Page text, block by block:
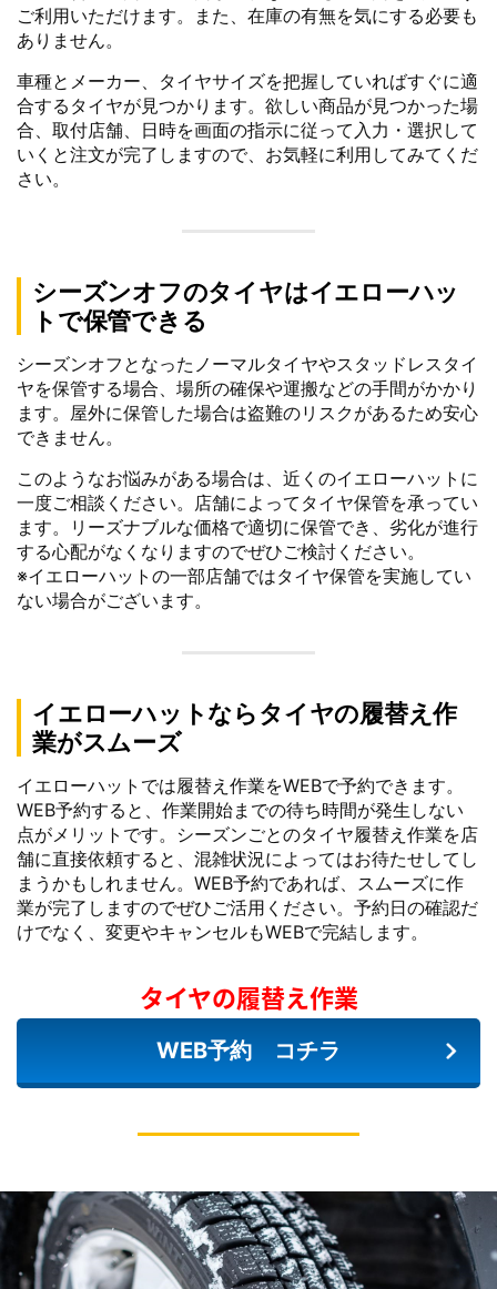
ご利用いただけます。また、在庫の有無を気にする必要も
ありません。
車種とメーカー、タイヤサイズを把握していればすぐに適
合するタイヤが見つかります。欲しい商品が見つかった場
合、取付店舗、日時を画面の指示に従って入力・選択して
いくと注文が完了しますので、お気軽に利用してみてくだ
さい。
シーズンオフのタイヤはイエローハッ
トで保管できる
シーズンオフとなったノーマルタイヤやスタッドレスタイ
ヤを保管する場合、場所の確保や運搬などの手間がかかり
ます。屋外に保管した場合は盗難のリスクがあるため安心
できません。
このようなお悩みがある場合は、近くのイエローハットに
一度ご相談ください。店舗によってタイヤ保管を承ってい
ます。リーズナブルな価格で適切に保管でき、劣化が進行
する心配がなくなりますのでぜひご検討ください。
※イエローハットの一部店舗ではタイヤ保管を実施してい
ない場合がございます。
イエローハットならタイヤの履替え作
業がスムーズ
イエローハットでは履替え作業をWEBで予約できます。
WEB予約すると、作業開始までの待ち時間が発生しない
点がメリットです。シーズンごとのタイヤ履替え作業を店
舗に直接依頼すると、混雑状況によってはお待たせしてし
まうかもしれません。WEB予約であれば、スムーズに作
業が完了しますのでぜひご活用ください。予約日の確認だ
けでなく、変更やキャンセルもWEBで完結します。
タイヤの履替え作業
WEB予約 コチラ